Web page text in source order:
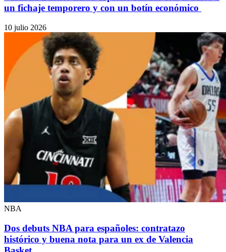
un fichaje temporero y con un botín económico
10 julio 2026
NBA
Dos debuts NBA para españoles: contratazo
histórico y buena nota para un ex de Valencia